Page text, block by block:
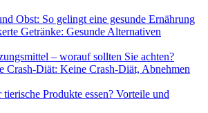
Obst: So gelingt eine gesunde Ernährung
Getränke: Gesunde Alternativen
– worauf sollten Sie achten?
Crash-Diät: Keine Crash-Diät, Abnehmen
Produkte essen? Vorteile und